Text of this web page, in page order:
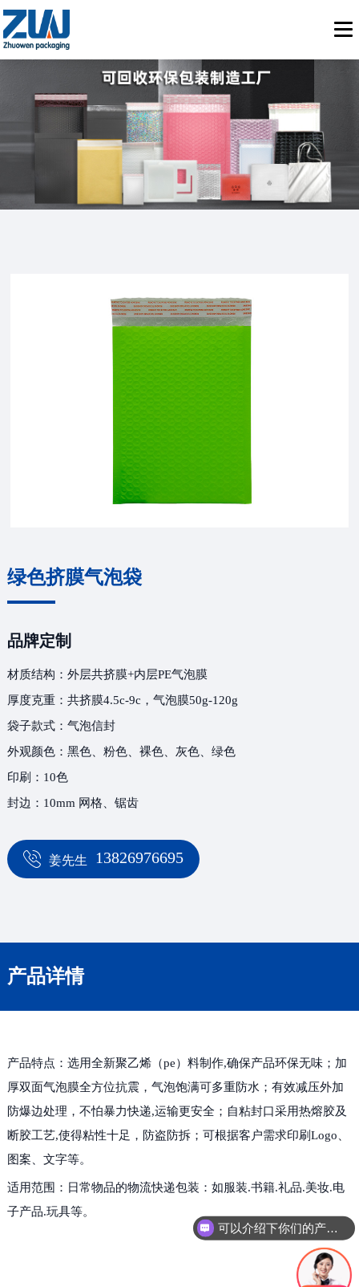
绿色挤膜气泡袋
品牌定制
材质结构：外层共挤膜+内层PE气泡膜
厚度克重：共挤膜4.5c-9c，气泡膜50g-120g
袋子款式：气泡信封
外观颜色：黑色、粉色、裸色、灰色、绿色
印刷：10色
封边：10mm 网格、锯齿
13826976695
姜先生
产品详情
产品特点：选用全新聚乙烯（pe）料制作,确保产品环保无味；加
厚双面气泡膜全方位抗震，气泡饱满可多重防水；有效减压外加
防爆边处理，不怕暴力快递,运输更安全；自粘封口采用热熔胶及
断胶工艺,使得粘性十足，防盗防拆；可根据客户需求印刷Logo、
图案、文字等。
适用范围：日常物品的物流快递包装：如服装.书籍.礼品.美妆.电
子产品.玩具等。
可以介绍下你们的产品么